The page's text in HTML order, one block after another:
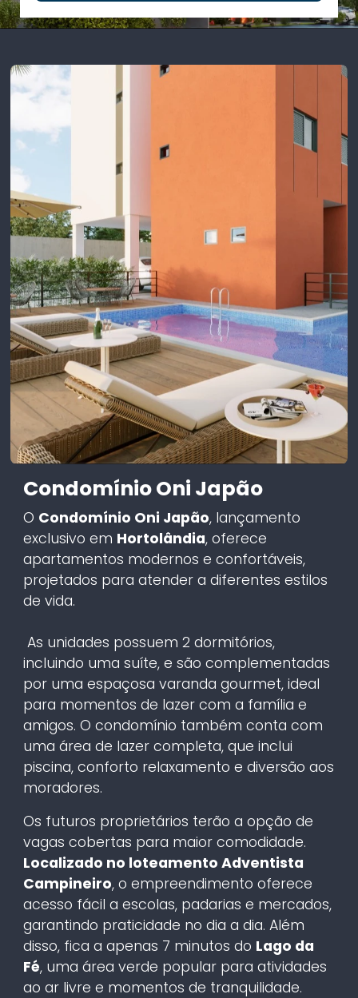
Condomínio Oni Japão
O Condomínio Oni Japão, lançamento
exclusivo em Hortolândia, oferece
apartamentos modernos e confortáveis,
projetados para atender a diferentes estilos
de vida.
As unidades possuem 2 dormitórios,
incluindo uma suíte, e são complementadas
por uma espaçosa varanda gourmet, ideal
para momentos de lazer com a família e
amigos. O condomínio também conta com
uma área de lazer completa, que inclui
piscina, conforto relaxamento e diversão aos
moradores.
Os futuros proprietários terão a opção de
vagas cobertas para maior comodidade.
Localizado no loteamento Adventista
Campineiro, o empreendimento oferece
acesso fácil a escolas, padarias e mercados,
garantindo praticidade no dia a dia. Além
disso, fica a apenas 7 minutos do Lago da
Fé, uma área verde popular para atividades
ao ar livre e momentos de tranquilidade.